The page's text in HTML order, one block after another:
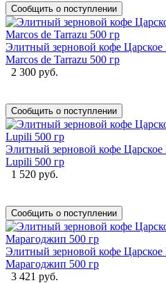
Сообщить о поступлении
Элитный зерновой кофе Царское
Marcos de Tarrazu 500 гр
2 300 руб.
Сообщить о поступлении
Элитный зерновой кофе
Lupili 500 гр
1 520 руб.
Сообщить о поступлении
Элитный зерновой кофе
Марагоджип 500 гр
3 421 руб.